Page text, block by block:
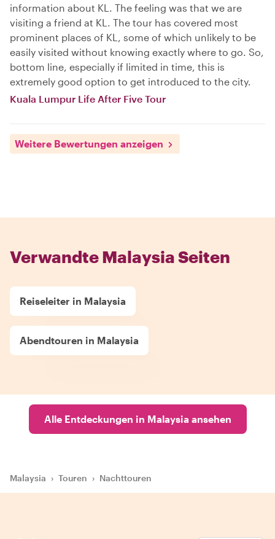
information about KL. The feeling was that we are
visiting a friend at KL. The tour has covered most
prominent places of KL, some of which unlikely to be
easily visited without knowing exactly where to go. So,
bottom line, especially if limited in time, this is
extremely good option to get introduced to the city.
Kuala Lumpur Life After Five Tour
Weitere Bewertungen anzeigen
Verwandte Malaysia Seiten
Reiseleiter in Malaysia
Abendtouren in Malaysia
Alle Entdeckungen in Malaysia ansehen
Malaysia › Touren › Nachttouren